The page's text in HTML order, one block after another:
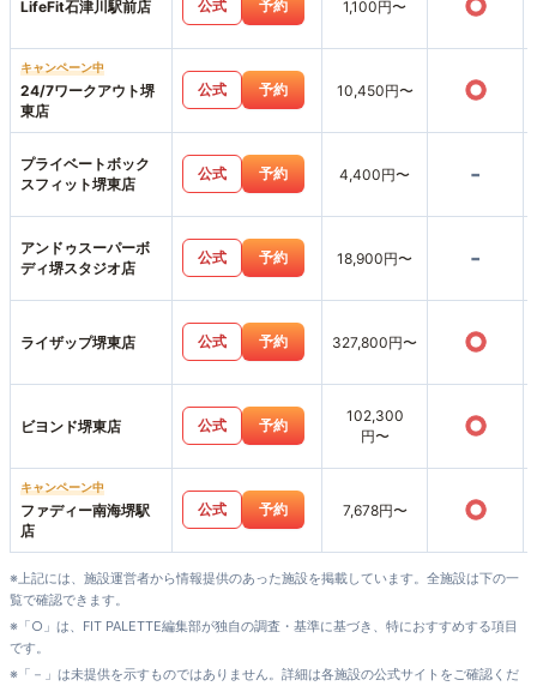
LifeFit石津川駅前店 公式 予約 1,100円〜 ○
キャンペーン中
24/7ワークアウト堺
東店
公式 予約 10,450円〜 ○
プライベートボック
スフィット堺東店
公式 予約 4,400円〜 -
アンドゥスーパーボ
ディ堺スタジオ店
公式 予約 18,900円〜 -
ライザップ堺東店 公式 予約 327,800円〜 ○
ビヨンド堺東店 公式 予約
102,300
円〜
○
キャンペーン中
ファディー南海堺駅
店
公式 予約 7,678円〜 ○
※上記には、施設運営者から情報提供のあった施設を掲載しています。全施設は下の一
覧で確認できます。
※「○」は、FIT PALETTE編集部が独自の調査・基準に基づき、特におすすめする項目
です。
※「－」は未提供を示すものではありません。詳細は各施設の公式サイトをご確認くだ